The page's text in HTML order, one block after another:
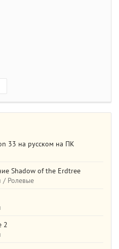
33 на русском на ПК
Shadow of the Erdtree
/ Ролевые
2